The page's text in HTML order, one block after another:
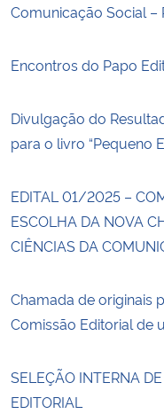
Comunicação Social –
Encontros do Papo
Divulgação do
para o livro “Pequeno
EDITAL 01/2025 –
ESCOLHA DA NOVA
CIÊNCIAS DA
Chamada de originais
Comissão Editorial de
SELEÇÃO INTERNA
EDITORIAL